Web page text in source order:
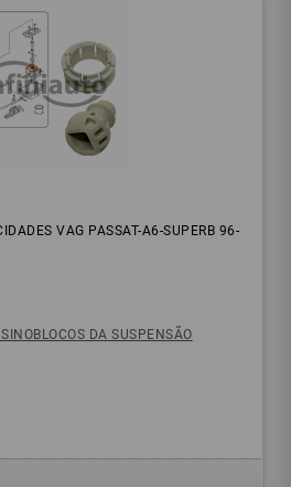
VAG PASSAT-A6-SUPERB 96-
DA SUSPENSÃO